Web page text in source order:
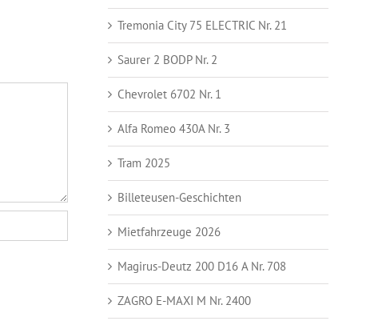
Tremonia City 75 ELECTRIC Nr. 21
Saurer 2 BODP Nr. 2
Chevrolet 6702 Nr. 1
Alfa Romeo 430A Nr. 3
Tram 2025
Billeteusen-Geschichten
Mietfahrzeuge 2026
Magirus-Deutz 200 D16 A Nr. 708
ZAGRO E-MAXI M Nr. 2400